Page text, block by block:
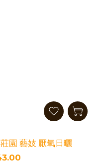
園 藝妓 厭氧日曬